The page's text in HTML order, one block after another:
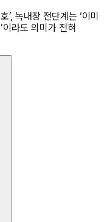
’, 녹내장 전단계는 ‘이미
이라도 의미가 전혀